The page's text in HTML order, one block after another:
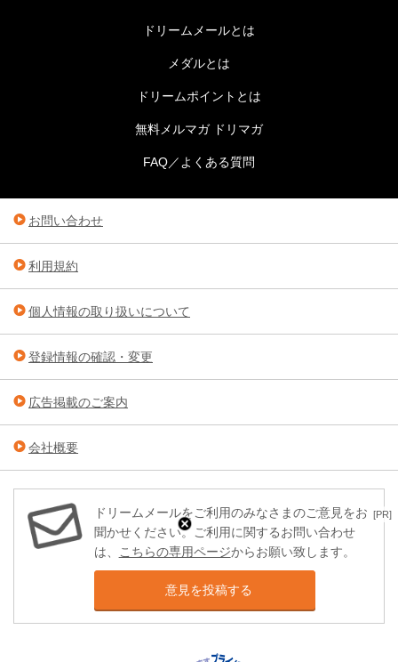
[PR]
ドリームメールとは
メダルとは
ドリームポイントとは
無料メルマガ ドリマガ
FAQ／よくある質問
お問い合わせ
利用規約
個人情報の取り扱いについて
登録情報の確認・変更
広告掲載のご案内
会社概要
ドリームメールをご利用のみなさまのご意見をお
聞かせください。ご利用に関するお問い合わせ
は、 こちらの専用ページからお願い致します。
意見を投稿する